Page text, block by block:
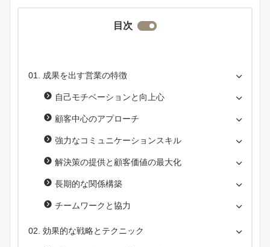
目次
成果を出す営業の特徴
自己モチベーションと向上心
顧客中心のアプローチ
強力なコミュニケーションスキル
解決策の提供と顧客価値の最大化
長期的な関係構築
チームワークと協力
効果的な戦略とテクニック